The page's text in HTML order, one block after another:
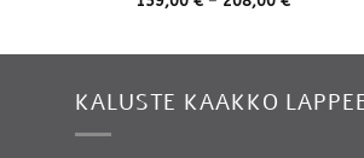
KALUSTE KAAKKO